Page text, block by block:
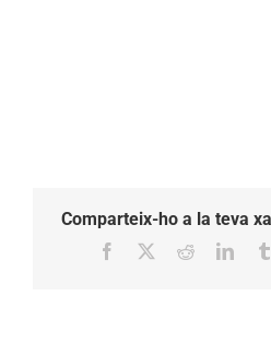
Comparteix-ho a la teva
Facebook Reddit